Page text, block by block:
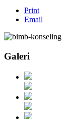
Print
Email
Galeri